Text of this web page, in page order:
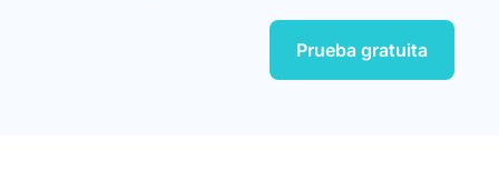
Prueba gratuita